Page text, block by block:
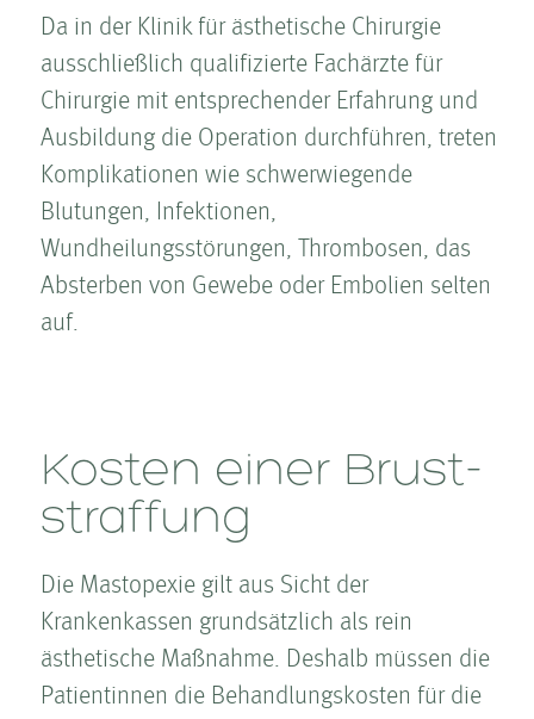
Da in der Klinik für ästhetische Chirurgie
ausschließlich qualifizierte Fachärzte für
Chirurgie mit entsprechender Erfahrung und
Ausbildung die Operation durchführen, treten
Komplikationen wie schwerwiegende
Blutungen, Infektionen,
Wundheilungsstörungen, Thrombosen, das
Absterben von Gewebe oder Embolien selten
auf.
Kosten­ einer Brust­
straffung
Die Masto­pexie gilt aus Sicht der
Krankenkassen grundsätzlich als rein
ästhetische Maßnahme. Deshalb müssen die
Patientinnen die Behandlungs­kosten für die